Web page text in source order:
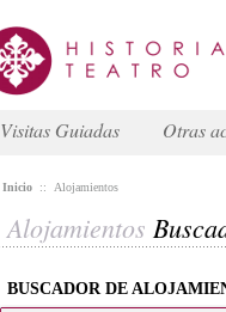
Visitas Guiadas Otras
Inicio :: Alojamientos
Alojamientos
BUSCADOR DE